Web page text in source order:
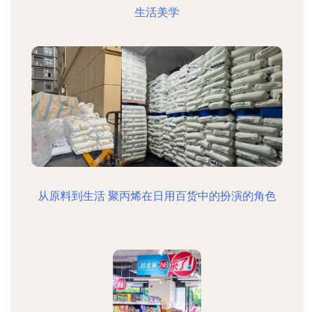
生活美学
从原料到生活 聚丙烯在日用百货中的扮演的角色